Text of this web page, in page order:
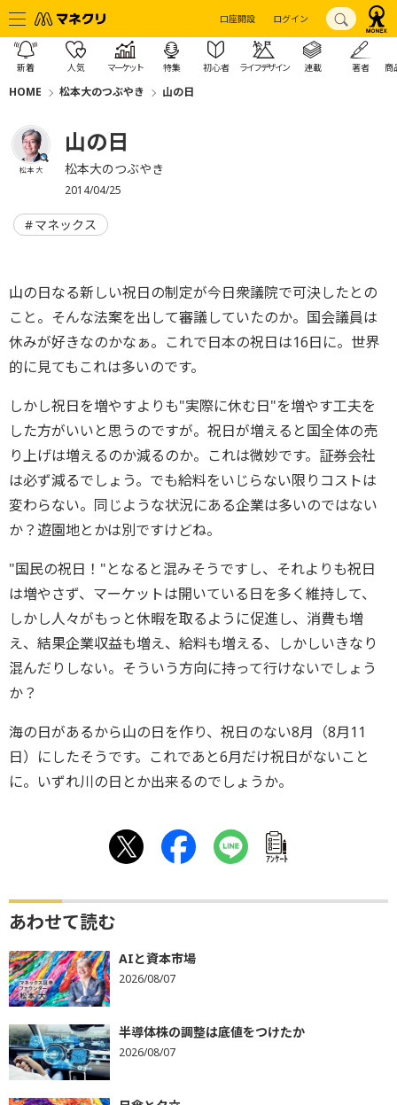
口座開設 ログイン
新着 人気 マーケット 特集 初心者 ライフデザイン 連載 著者 商
HOME 松本大のつぶやき 山の日
松本 大
山の日
松本大のつぶやき
2014/04/25
マネックス
山の日なる新しい祝日の制定が今日衆議院で可決したとの
こと。そんな法案を出して審議していたのか。国会議員は
休みが好きなのかなぁ。これで日本の祝日は16日に。世界
的に見てもこれは多いのです。
しかし祝日を増やすよりも"実際に休む日"を増やす工夫を
した方がいいと思うのですが。祝日が増えると国全体の売
り上げは増えるのか減るのか。これは微妙です。証券会社
は必ず減るでしょう。でも給料をいじらない限りコストは
変わらない。同じような状況にある企業は多いのではない
か？遊園地とかは別ですけどね。
"国民の祝日！"となると混みそうですし、それよりも祝日
は増やさず、マーケットは開いている日を多く維持して、
しかし人々がもっと休暇を取るように促進し、消費も増
え、結果企業収益も増え、給料も増える、しかしいきなり
混んだりしない。そういう方向に持って行けないでしょう
か？
海の日があるから山の日を作り、祝日のない8月（8月11
日）にしたそうです。これであと6月だけ祝日がないこと
に。いずれ川の日とか出来るのでしょうか。
ｱﾝｹｰﾄ
あわせて読む
AIと資本市場
2026/08/07
半導体株の調整は底値をつけたか
2026/08/07